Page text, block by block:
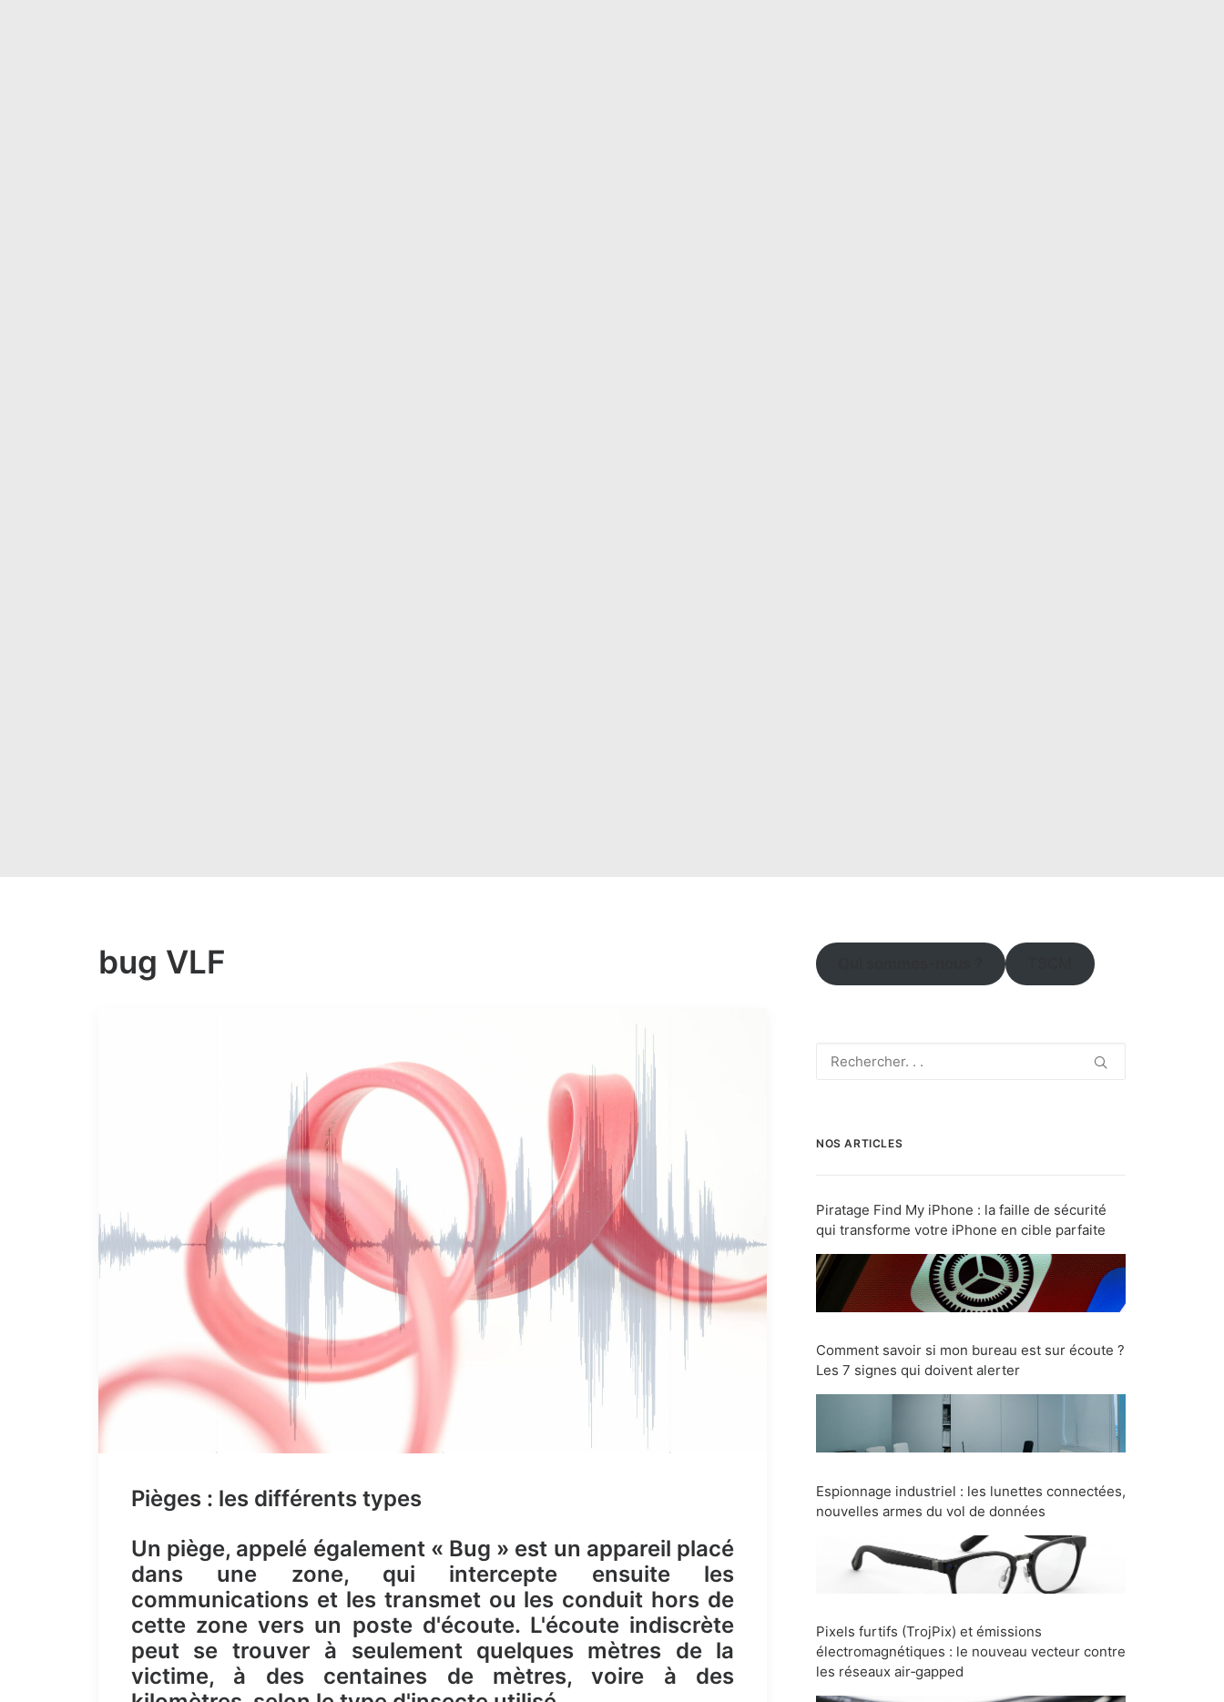
bug VLF
Pièges : les différents types
Un piège, appelé également « Bug » est un appareil placé
dans une zone, qui intercepte ensuite les
communications et les transmet ou les conduit hors de
cette zone vers un poste d'écoute. L'écoute indiscrète
peut se trouver à seulement quelques mètres de la
victime, à des centaines de mètres, voire à des
NOS ARTICLES
Piratage Find My iPhone : la faille de sécurité
qui transforme votre iPhone en cible parfaite
Comment savoir si mon bureau est sur écoute ?
Les 7 signes qui doivent alerter
Espionnage industriel : les lunettes connectées,
nouvelles armes du vol de données
Pixels furtifs (TrojPix) et émissions
électromagnétiques : le nouveau vecteur contre
les réseaux air‑gapped